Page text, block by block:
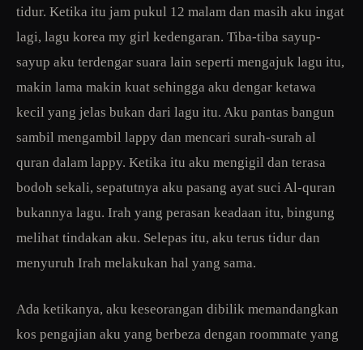
tidur. Ketika itu jam pukul 12 malam dan masih aku ingat
lagi, lagu korea my girl kedengaran. Tiba-tiba sayup-
sayup aku terdengar suara lain seperti mengajuk lagu itu,
makin lama makin kuat sehingga aku dengar ketawa
kecil yang jelas bukan dari lagu itu. Aku pantas bangun
sambil mengambil lappy dan mencari surah-surah al
quran dalam lappy. Ketika itu aku mengigil dan terasa
bodoh sekali, sepatutnya aku pasang ayat suci Al-quran
bukannya lagu. Irah yang perasan keadaan itu, bingung
melihat tindakan aku. Selepas itu, aku terus tidur dan
menyuruh Irah melakukan hal yang sama.
Ada ketikanya, aku keseorangan dibilik memandangkan
kos pengajian aku yang berbeza dengan roommate yang